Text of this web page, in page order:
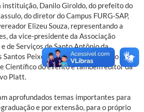
instituição, Danilo Giroldo, do prefeito do
do diretor do Campus FURG-SAP,
Elizeu Souza, representando a
da vice-presidente da Associação
de Serviços de Santo Antônio da
Santos Peixoto e do Coordenador do
Científico do evento e também editor da
Platt.
aprofundados temas importantes para
e por extensão, para o próprio